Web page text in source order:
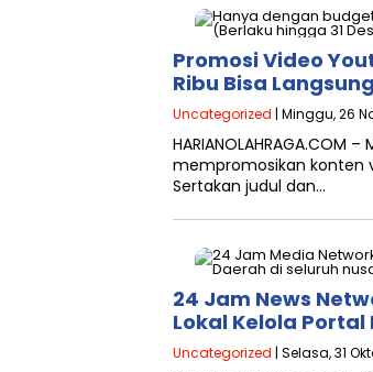
Promosi Video
Ribu Bisa
Uncategorized | Minggu, 26
mempromosikan konten
Sertakan judul dan…
24 Jam News
Lokal Kelola
Uncategorized | Selasa, 31